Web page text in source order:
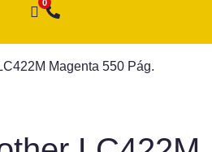
Magenta 550 Pág.